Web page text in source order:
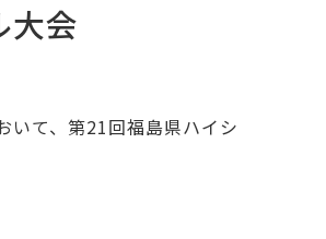
大会
て、第21回福島県ハイシ